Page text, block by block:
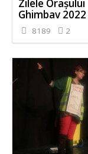
Zilele Orașului
Ghimbav 2022
8189 2